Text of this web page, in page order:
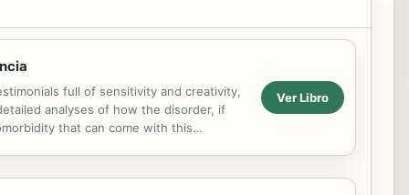
full of sensitivity and creativity,
analyses of how the disorder, if
that can come with this
Ver Libro